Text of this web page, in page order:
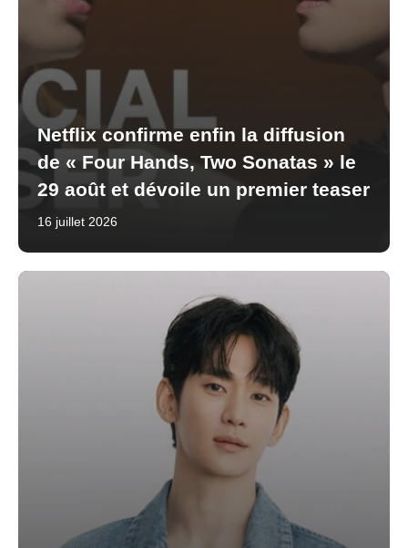
Netflix confirme enfin la diffusion
de « Four Hands, Two Sonatas » le
29 août et dévoile un premier teaser
16 juillet 2026